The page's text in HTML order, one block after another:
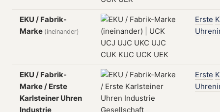
EKU / Fabrik-
Marke (ineinander)
Erste
EKU / Fabrik-
Marke / Erste
Karlsteiner Uhren
Industrie
Erste